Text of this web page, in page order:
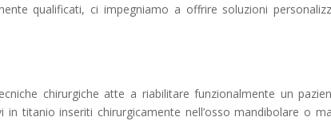
qualificati, ci impegniamo a offrire soluzioni
chirurgiche atte a riabilitare funzionalmente un
in titanio inseriti chirurgicamente nell’osso mandibolare o